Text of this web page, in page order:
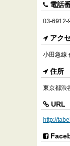
電話
03-6912-
アク
小田急線
住所
東京都渋
URL
http://